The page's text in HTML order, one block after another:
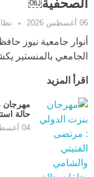
الصحفية￼
06 أغسطس 2026
أنوار جامعية نيوز
الجامعي بالمنستير
اقرأ المزيد
مهرجان
حالة
04 أغسطس 2026